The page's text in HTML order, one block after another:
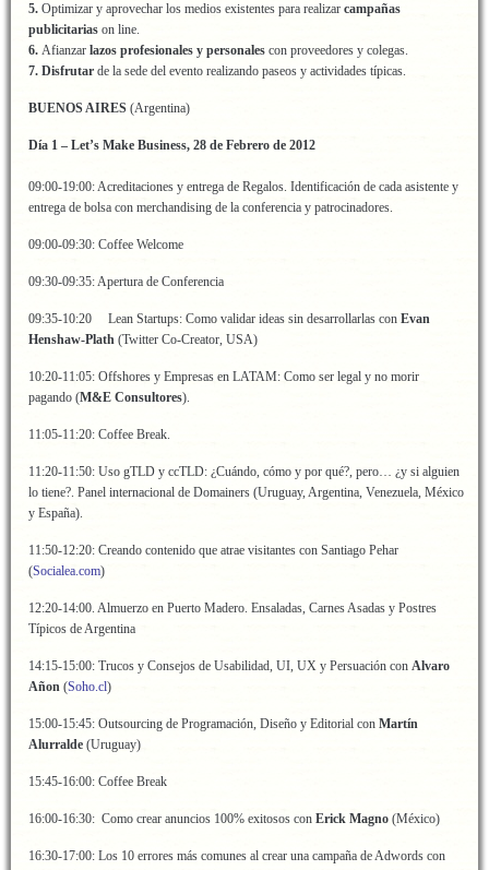
5. Optimizar y aprovechar los medios existentes para realizar campañas
publicitarias on line.
6. Afianzar lazos profesionales y personales con proveedores y colegas.
7. Disfrutar de la sede del evento realizando paseos y actividades típicas.
BUENOS AIRES (Argentina)
Día 1 – Let’s Make Business, 28 de Febrero de 2012
09:00-19:00: Acreditaciones y entrega de Regalos. Identificación de cada asistente y
entrega de bolsa con merchandising de la conferencia y patrocinadores.
09:00-09:30: Coffee Welcome
09:30-09:35: Apertura de Conferencia
09:35-10:20 Lean Startups: Como validar ideas sin desarrollarlas con Evan
Henshaw-Plath (Twitter Co-Creator, USA)
10:20-11:05: Offshores y Empresas en LATAM: Como ser legal y no morir
pagando (M&E Consultores).
11:05-11:20: Coffee Break.
11:20-11:50: Uso gTLD y ccTLD: ¿Cuándo, cómo y por qué?, pero… ¿y si alguien
lo tiene?. Panel internacional de Domainers (Uruguay, Argentina, Venezuela, México
y España).
11:50-12:20: Creando contenido que atrae visitantes con Santiago Pehar
(Socialea.com)
12:20-14:00. Almuerzo en Puerto Madero. Ensaladas, Carnes Asadas y Postres
Típicos de Argentina
14:15-15:00: Trucos y Consejos de Usabilidad, UI, UX y Persuación con Alvaro
Añon (Soho.cl)
15:00-15:45: Outsourcing de Programación, Diseño y Editorial con Martín
Alurralde (Uruguay)
15:45-16:00: Coffee Break
16:00-16:30: Como crear anuncios 100% exitosos con Erick Magno (México)
16:30-17:00: Los 10 errores más comunes al crear una campaña de Adwords con